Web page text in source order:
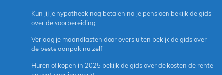
Kun jij je hypotheek nog betalen na je pensioen bekijk de gids
over de voorbereiding
Verlaag je maandlasten door oversluiten bekijk de gids over
de beste aanpak nu zelf
Huren of kopen in 2025 bekijk de gids over de kosten de rente